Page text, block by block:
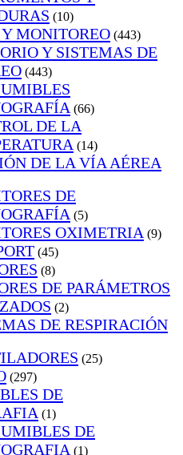
(10)
MONITOREO (443)
Y SISTEMAS DE
(443)
(66)
DE LA
(14)
DE LA VÍA AÉREA
DE
(5)
OXIMETRIA (9)
(45)
(8)
DE PARÁMETROS
(2)
DE RESPIRACIÓN
(25)
(297)
DE
(1)
DE
(1)